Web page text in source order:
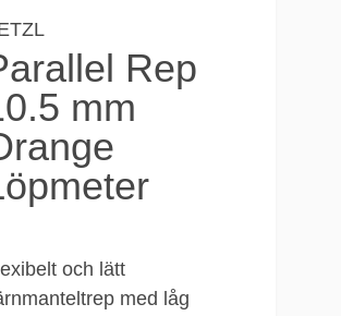
Rep
mm
och lätt
med låg